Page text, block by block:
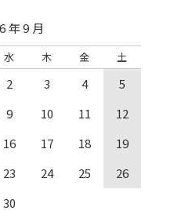
制を整え、不正アクセス対
策など適切な情報セキュリテ
個人情報の保護を義務とした契
人情報の保護を適切に行うよ
の範囲内で、具体的な業務に応
、業務の遂行上必要な限りに
の利用場所からの持ち出し、外
えい行為をいたしません。
た個人情報の内容をみだりに第
年9月
水 木 金 土
2 3 4
5
9 10 11
12
16 17 18
19
23 24 25
26
30